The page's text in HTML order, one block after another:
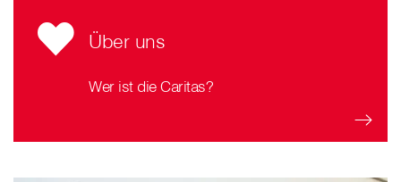
Über uns
Wer ist die Caritas?